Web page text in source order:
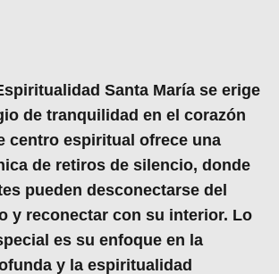
Santa María se erige
de tranquilidad en el corazón
centro espiritual ofrece una
de retiros de silencio, donde
pueden desconectarse del
y reconectar con su interior. Lo
es su enfoque en la
y la espiritualidad